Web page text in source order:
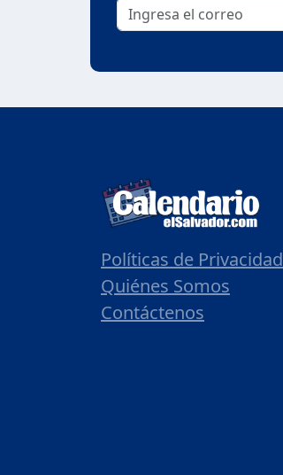
Políticas de Privacidad
Quiénes Somos
Contáctenos